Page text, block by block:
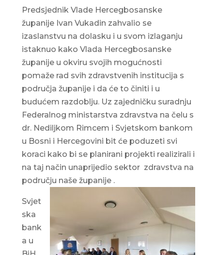
Predsjednik Vlade Hercegbosanske
županije Ivan Vukadin zahvalio se
izaslanstvu na dolasku i u svom izlaganju
istaknuo kako Vlada Hercegbosanske
županije u okviru svojih mogućnosti
pomaže rad svih zdravstvenih institucija s
područja županije i da će to činiti i u
budućem razdoblju. Uz zajedničku suradnju
Federalnog ministarstva zdravstva na čelu s
dr. Nediljkom Rimcem i Svjetskom bankom
u Bosni i Hercegovini bit će poduzeti svi
koraci kako bi se planirani projekti realizirali i
na taj način unaprijedio sektor zdravstva na
području naše županije .
Svjet
ska
bank
a u